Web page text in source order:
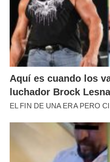
Aquí es cuando los
luchador Brock
EL FIN DE UNA ERA PERO